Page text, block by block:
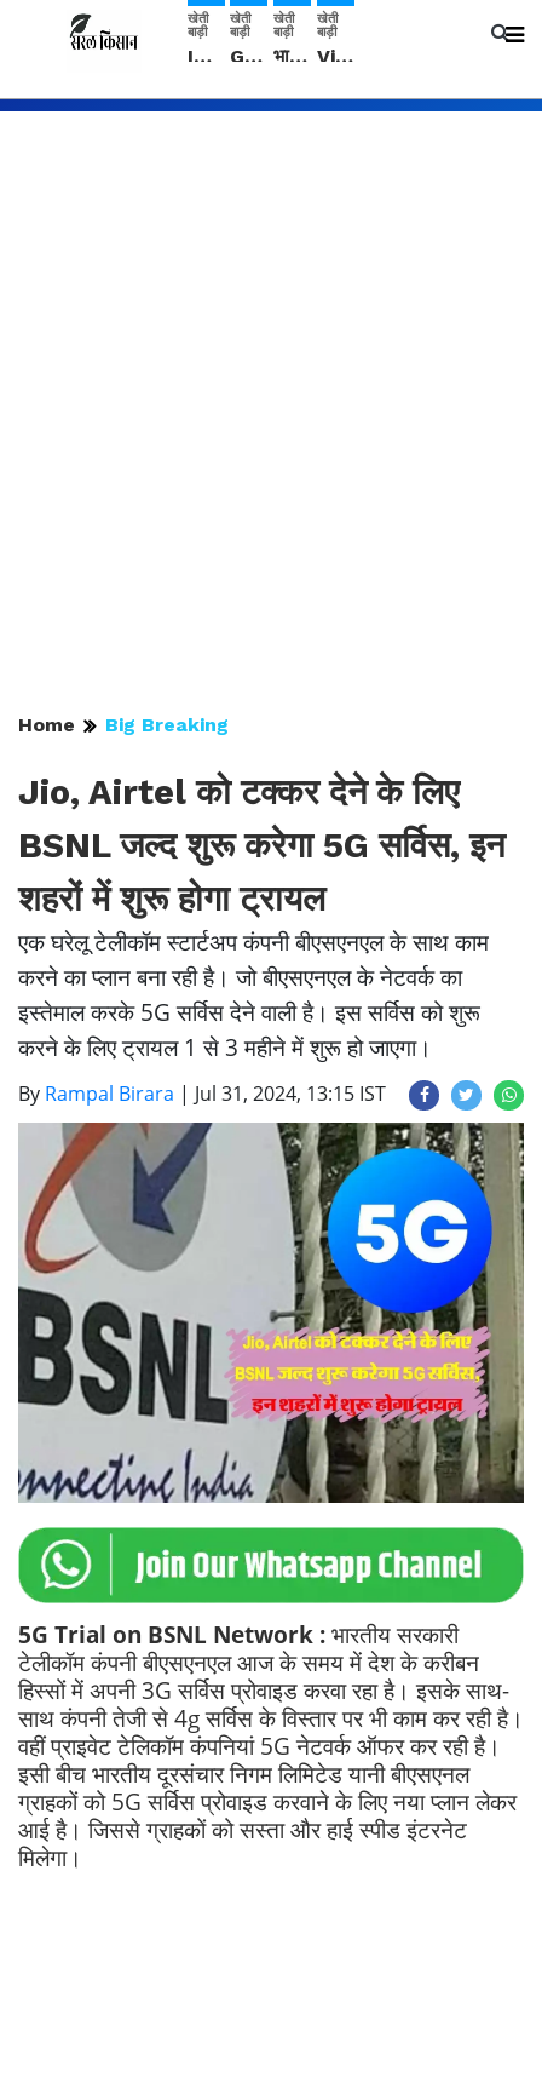
खेती
बाड़ी
IMD: राजस्थान में प्री-मानसून की सामान्य से 74% अधिक बारिश, दस्तक में देरी और मानसून कमजोर रहेगा
खेती
बाड़ी
Guar Ka Rate: ग्वार के भाव में हल्की बढ़ोतरी, बढ़ सकता है बुवाई का रकबा
खेती
बाड़ी
भारत में 29 मई से शुरु होगी प्री-मानसून बारिश, ECMWF विदेशी मौसम एजेंसी का पूर्वानुमान
खेती
बाड़ी
Video: सिरसा जिले के कई गांवों में बारिश और बूंदाबांदी, कॉटन की फसल को होगा फायदा
Home Big Breaking
Jio, Airtel को टक्कर देने के लिए
BSNL जल्द शुरू करेगा 5G सर्विस, इन
शहरों में शुरू होगा ट्रायल
एक घरेलू टेलीकॉम स्टार्टअप कंपनी बीएसएनएल के साथ काम
करने का प्लान बना रही है। जो बीएसएनएल के नेटवर्क का
इस्तेमाल करके 5G सर्विस देने वाली है। इस सर्विस को शुरू
करने के लिए ट्रायल 1 से 3 महीने में शुरू हो जाएगा।
By Rampal Birara | Jul 31, 2024, 13:15 IST
5G Trial on BSNL Network :भारतीय सरकारी
टेलीकॉम कंपनी बीएसएनएल आज के समय में देश के करीबन
हिस्सों में अपनी 3G सर्विस प्रोवाइड करवा रहा है। इसके साथ-
साथ कंपनी तेजी से 4g सर्विस के विस्तार पर भी काम कर रही है।
वहीं प्राइवेट टेलिकॉम कंपनियां 5G नेटवर्क ऑफर कर रही है।
इसी बीच भारतीय दूरसंचार निगम लिमिटेड यानी बीएसएनल
ग्राहकों को 5G सर्विस प्रोवाइड करवाने के लिए नया प्लान लेकर
आई है। जिससे ग्राहकों को सस्ता और हाई स्पीड इंटरनेट
मिलेगा।